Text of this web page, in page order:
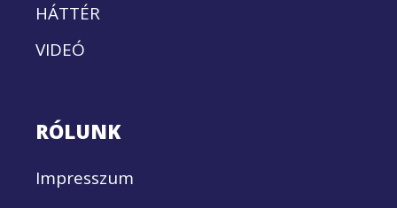
HÁTTÉR
VIDEÓ
RÓLUNK
Impresszum